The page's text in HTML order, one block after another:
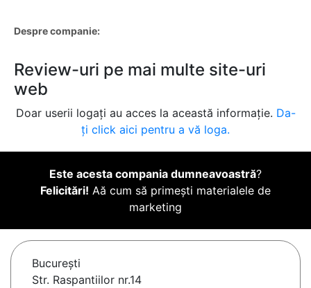
Despre companie:
Review-uri pe mai multe site-uri
web
Doar userii logați au acces la această informație. Da-
ți click aici pentru a vă loga.
Este acesta compania dumneavoastră?
Felicitări! Aă cum să primești materialele de
marketing
Bucureşti
Str. Raspantiilor nr.14